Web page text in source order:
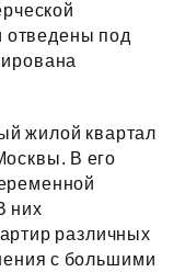
отведены под
жилой квартал
В его
них
различных
с большими